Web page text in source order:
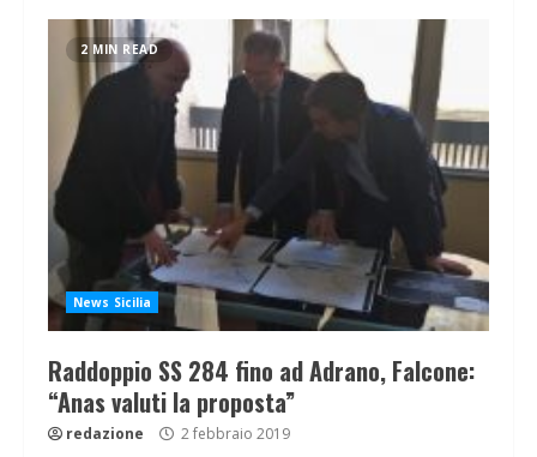
2 MIN READ
News Sicilia
Raddoppio SS 284 fino ad Adrano, Falcone:
“Anas valuti la proposta”
redazione 2 febbraio 2019